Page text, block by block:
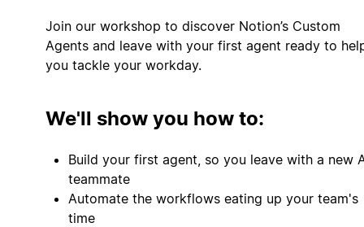
Join our workshop to discover Notion’s Custom
Agents and leave with your first agent ready to
We'll show you how to:
Build your first agent, so you leave with a new
teammate
Automate the workflows eating up your team's
time